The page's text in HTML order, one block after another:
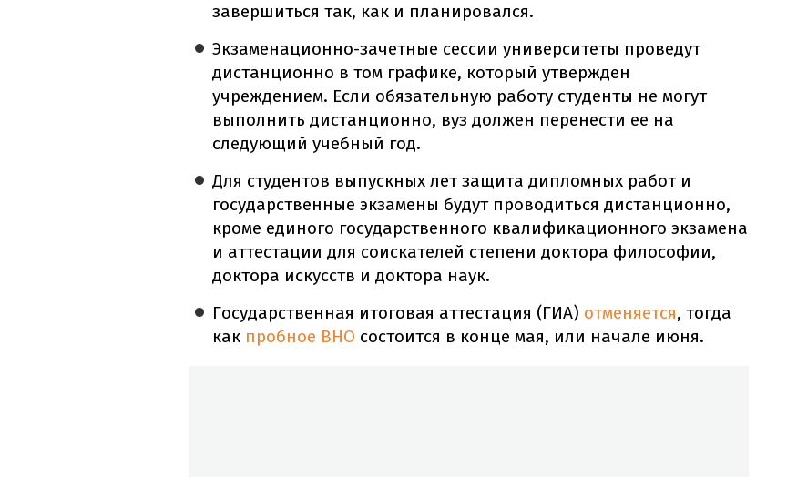
завершиться так, как и планировался.
Экзаменационно-зачетные сессии университеты проведут
дистанционно в том графике, который утвержден
учреждением. Если обязательную работу студенты не могут
выполнить дистанционно, вуз должен перенести ее на
следующий учебный год.
Для студентов выпускных лет защита дипломных работ и
государственные экзамены будут проводиться дистанционно,
кроме единого государственного квалификационного экзамена
и аттестации для соискателей степени доктора философии,
доктора искусств и доктора наук.
Государственная итоговая аттестация (ГИА) отменяется, тогда
как пробное ВНО состоится в конце мая, или начале июня.